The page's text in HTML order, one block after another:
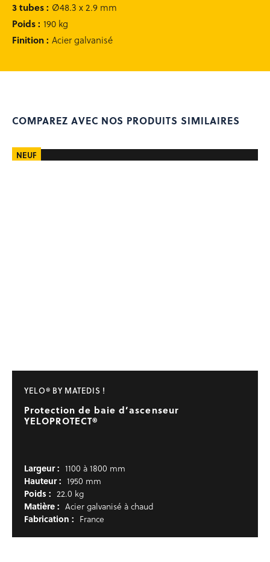
Service commercial
3 tubes: Ø48.3 x 2.9 mm
Poids: 190 kg
Finition: Acier galvanisé
COMPAREZ AVEC NOS PRODUITS SIMILAIRES
NEUF
YELO® BY MATEDIS !
Protection de baie d’ascenseur
YELOPROTECT®
Largeur : 1100 à 1800 mm
Hauteur : 1950 mm
Poids : 22.0 kg
Matière : Acier galvanisé à chaud
Fabrication : France